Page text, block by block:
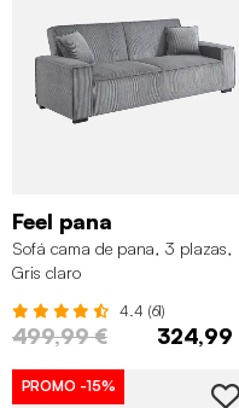
Feel pana
Sofá cama de pana, 3 plazas,
Gris claro
4.4 (61)
499,99 € 324,99
PROMO -15%